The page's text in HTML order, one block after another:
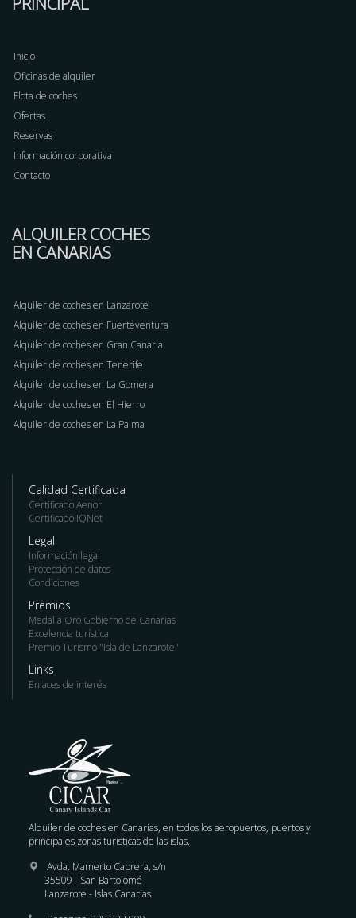
Inicio
Oficinas de alquiler
Flota de coches
Ofertas
Reservas
Información corporativa
Contacto
ALQUILER COCHES
EN CANARIAS
Alquiler de coches en Lanzarote
Alquiler de coches en Fuerteventura
Alquiler de coches en Gran Canaria
Alquiler de coches en Tenerife
Alquiler de coches en La Gomera
Alquiler de coches en El Hierro
Alquiler de coches en La Palma
Calidad Certificada
Certificado Aenor
Certificado IQNet
Legal
Información legal
Protección de datos
Condiciones
Premios
Medalla Oro Gobierno de Canarias
Excelencia turística
Premio Turismo "Isla de Lanzarote"
Links
Enlaces de interés
Alquiler de coches en Canarias, en todos los aeropuertos, puertos y
principales zonas turísticas de las islas.
Avda. Mamerto Cabrera, s/n
35509 - San Bartolomé
Lanzarote - Islas Canarias